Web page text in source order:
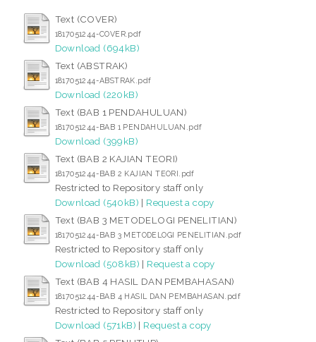
Text (COVER)
1817051244-COVER.pdf
Download (694kB)
Text (ABSTRAK)
1817051244-ABSTRAK.pdf
Download (220kB)
Text (BAB 1 PENDAHULUAN)
1817051244-BAB 1 PENDAHULUAN.pdf
Download (399kB)
Text (BAB 2 KAJIAN TEORI)
1817051244-BAB 2 KAJIAN TEORI.pdf
Restricted to Repository staff only
Download (540kB) | Request a copy
Text (BAB 3 METODELOGI PENELITIAN)
1817051244-BAB 3 METODELOGI PENELITIAN.pdf
Restricted to Repository staff only
Download (508kB) | Request a copy
Text (BAB 4 HASIL DAN PEMBAHASAN)
1817051244-BAB 4 HASIL DAN PEMBAHASAN.pdf
Restricted to Repository staff only
Download (571kB) | Request a copy